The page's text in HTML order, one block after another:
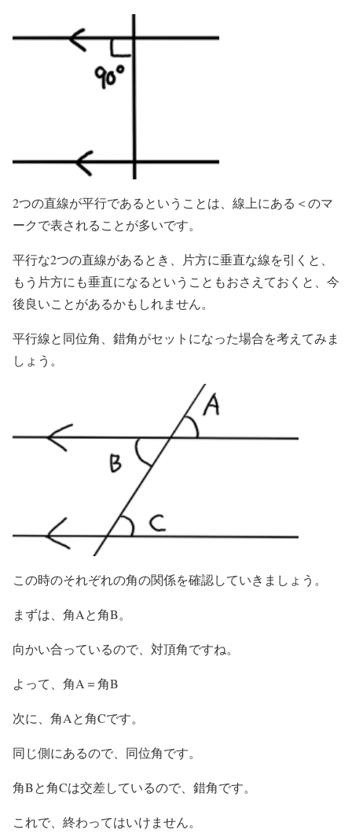
2つの直線が平行であるということは、線上にある＜のマ
ークで表されることが多いです。
平行な2つの直線があるとき、片方に垂直な線を引くと、
もう片方にも垂直になるということもおさえておくと、今
後良いことがあるかもしれません。
平行線と同位角、錯角がセットになった場合を考えてみま
しょう。
この時のそれぞれの角の関係を確認していきましょう。
まずは、角Aと角B。
向かい合っているので、対頂角ですね。
よって、角A＝角B
次に、角Aと角Cです。
同じ側にあるので、同位角です。
角Bと角Cは交差しているので、錯角です。
これで、終わってはいけません。